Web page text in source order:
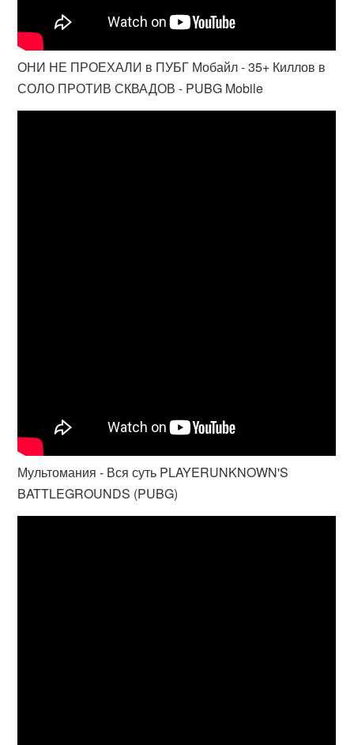
ОНИ НЕ ПРОЕХАЛИ в ПУБГ Мобайл - 35+ Киллов в
СОЛО ПРОТИВ СКВАДОВ - PUBG Mobile
Мультомания - Вся суть PLAYERUNKNOWN'S
BATTLEGROUNDS (PUBG)